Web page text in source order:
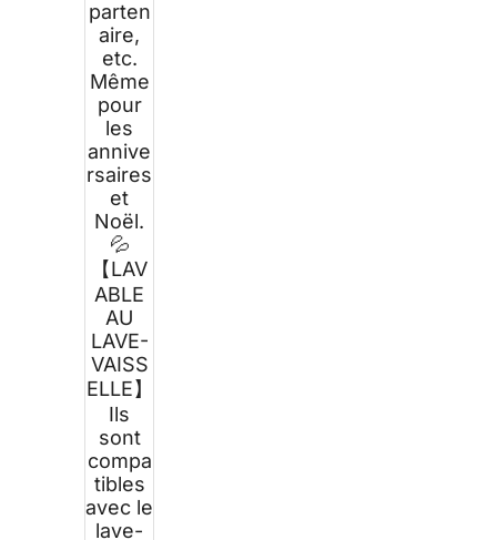
parten
aire,
etc.
Même
pour
les
annive
rsaires
et
Noël.
💦
【LAV
ABLE
AU
LAVE-
VAISS
ELLE】
Ils
sont
compa
tibles
avec le
lave-